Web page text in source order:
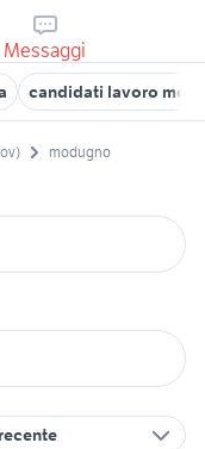
Messaggi
candidati lavoro
modugno